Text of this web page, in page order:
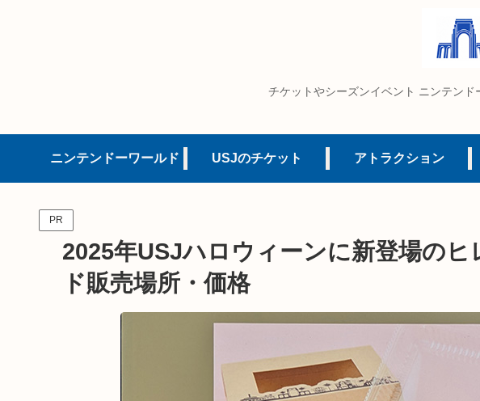
チケットやシーズンイベント ニンテン
ニンテンドーワールド USJのチケット アトラクション
PR
2025年USJハロウィーンに新登場の
ド販売場所・価格